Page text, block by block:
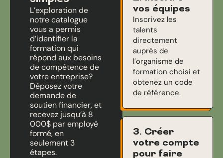
L’exploration de
notre catalogue
vous a permis
d’identifier la
formation qui
répond aux besoins
de compétence de
votre entreprise?
Déposez votre
demande de
soutien financier, et
recevez jusqu’à 8
000$ par employé
formé, en
seulement 3
étapes.
vos équipes
Inscrivez les
talents
directement
auprès de
l’organisme de
formation choisi et
obtenez un code
de référence.
3. Créer
votre compte
pour faire